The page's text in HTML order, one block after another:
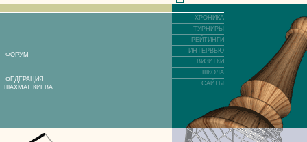
ФОРУМ
ФЕДЕРАЦИЯ
ШАХМАТ КИЕВА
ХРОНИКА
ТУРНИРЫ
РЕЙТИНГИ
ИНТЕРВЬЮ
ВИЗИТКИ
ШКОЛА
САЙТЫ